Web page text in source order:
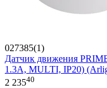
027385(1)
Датчик движения
1.3A, MULTI, IP20)
2 23540